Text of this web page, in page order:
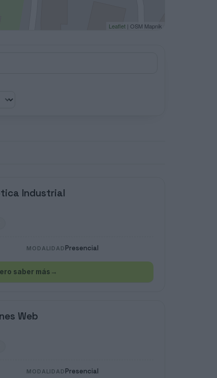
Leaflet| OSM Mapnik
Industrial
MODALIDAD Presencial
saber más →
Web
MODALIDAD Presencial